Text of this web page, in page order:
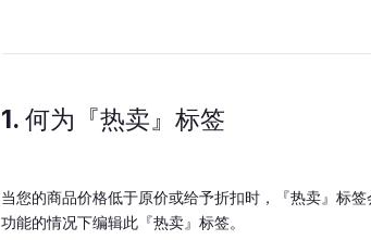
1. 何为『热卖』标签
当您的商品价格低于原价或给予折扣时，『热卖』标
功能的情况下编辑此『热卖』标签。